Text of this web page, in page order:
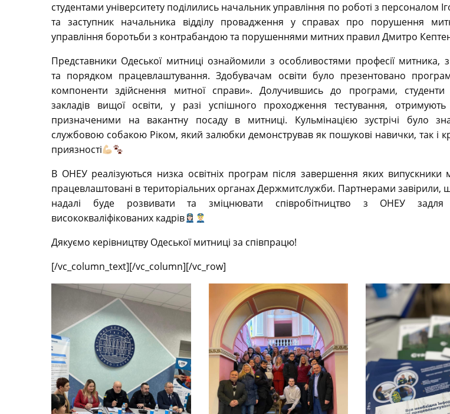
студентами університету поділились начальник управління по роботі з персоналом
та заступник начальника відділу провадження у справах про порушення
управління боротьби з контрабандою та порушеннями митних правил Дмитро
Представники Одеської митниці ознайомили з особливостями професії митника,
та порядком працевлаштування. Здобувачам освіти було презентовано
компоненти здійснення митної справи». Долучившись до програми, студенти
закладів вищої освіти, у разі успішного проходження тестування,
призначеними на вакантну посаду в митниці. Кульмінацією зустрічі було
службовою собакою Ріком, який залюбки демонстрував як пошукові навички, так і
приязності
В ОНЕУ реалізуються низка освітніх програм після завершення яких випускники
працевлаштовані в територіальних органах Держмитслужби. Партнерами завірили,
надалі буде розвивати та зміцнювати співробітництво з ОНЕУ задля
висококваліфікованих кадрів
Дякуємо керівництву Одеської митниці за співпрацю!
[/vc_column_text][/vc_column][/vc_row]